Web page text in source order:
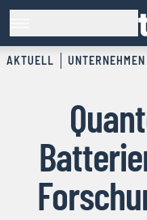
AKTUELL UNTERNEHMEN